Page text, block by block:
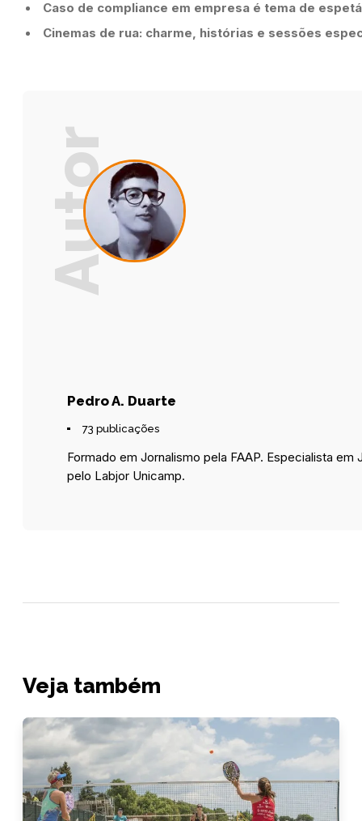
Caso de compliance em empresa é tema de
Cinemas de rua: charme, histórias e sessões
Pedro A. Duarte
73 publicações
Formado em Jornalismo pela FAAP. Especialista em
pelo Labjor Unicamp.
Veja também